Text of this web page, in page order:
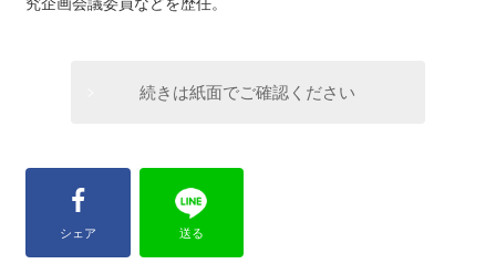
続きは紙面でご確認ください
シェア 送る